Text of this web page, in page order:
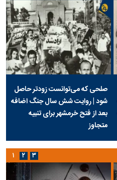
صلحی که می‌توانست زودتر حاصل
شود | روایت شش سال جنگ اضافه
بعد از فتح خرمشهر برای تنبیه
متجاوز
۱ ۲ ۳